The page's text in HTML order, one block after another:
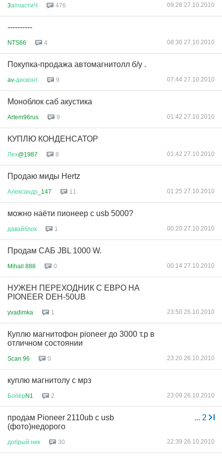
3апчастиЧ 476 09:28 27.10.2010
----------
NTS66 4 08:30 27.10.2010
Покупка-продажа автомагнитолл б/у .
av-дисконт 9 07:44 27.10.2010
Моноблок саб акустика
Artem96rus 9 01:42 27.10.2010
КУПЛЮ КОНДЕНСАТОР
Лех@1987 8 01:42 27.10.2010
Продаю миды Hertz
Александр _147 11 01:25 27.10.2010
можно наёти пионеер с usb 5000?
давайблок 1 00:20 27.10.2010
Продам САБ JBL 1000 W.
Mihail 888 0 00:14 27.10.2010
НУЖЕН ПЕРЕХОДНИК С ЕВРО НА
PIONEER DEH-50UB
yvadimka 1 23:50 26.10.2010
Куплю магнитофон pioneer до 3000 т.р в
отличном состоянии
Scan 96 0 23:20 26.10.2010
куплю магнитолу с мрз
БобёрN1 2 23:09 26.10.2010
... 2
продам Pioneer 2110ub с usb
(фото)недорого
добрый ник 30 22:39 26.10.2010